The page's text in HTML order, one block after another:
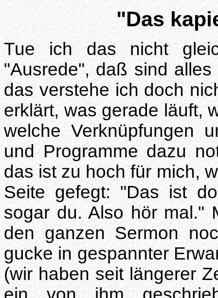
"Das
Tue ich das nicht
"Ausrede", daß sind
das verstehe ich doch
erklärt, was gerade läuft,
welche Verknüpfungen
und Programme dazu
das ist zu hoch für mich,
Seite gefegt: "Das ist
sogar du. Also hör mal."
den ganzen Sermon
gucke in gespannter
(wir haben seit längerer